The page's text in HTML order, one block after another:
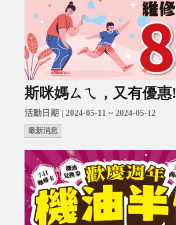
斯咪媽ㄙㄟ，又有優惠!
活動日期 | 2024-05-11 ~ 2024-05-12
最新消息